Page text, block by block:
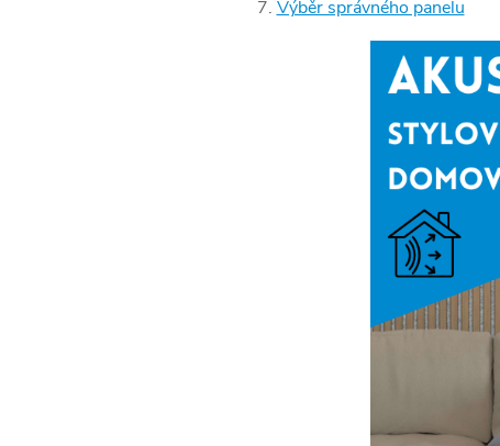
Výběr správného panelu